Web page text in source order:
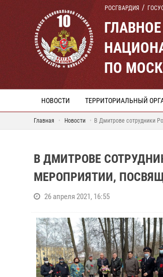
РОСГВАРДИЯ
ПО
НОВОСТИ ТЕРРИТОРИАЛЬНЫЙ
Главная Новости В Дмитрове сотрудники
В ДМИТРОВЕ
МЕРОПРИЯТИИ,
26 апреля 2021, 16:55